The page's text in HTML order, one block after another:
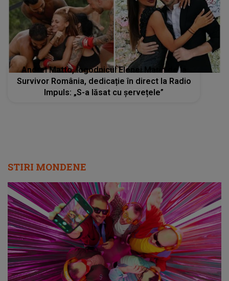
Andrei Matto, logodnicul Elenei Marin de la
Survivor România, dedicație în direct la Radio
Impuls: „S-a lăsat cu șervețele”
STIRI MONDENE